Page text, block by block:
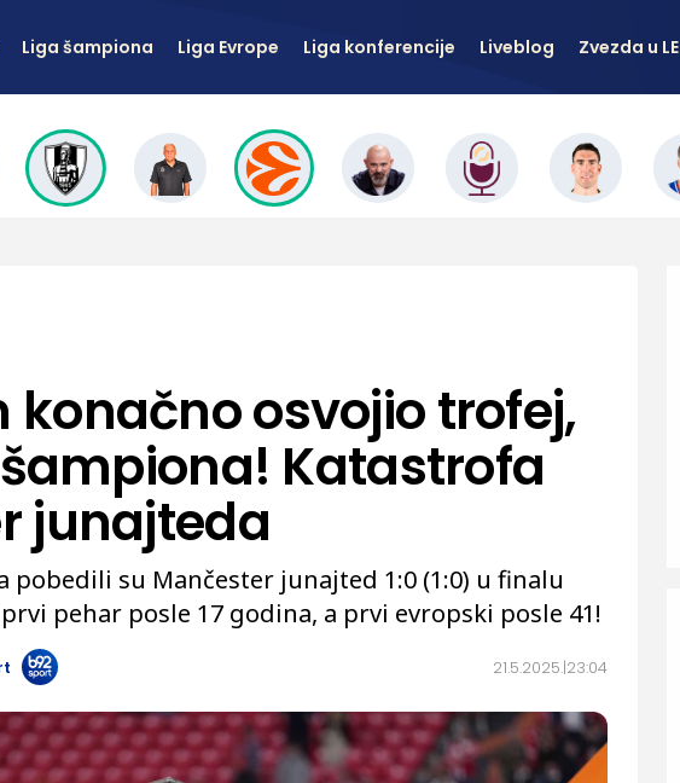
Liga šampiona Liga Evrope Liga konferencije Liveblog Zvezda u LE
21.5.2025. 23:04
konačno osvojio trofej,
Katastrofa
junajteda
pobedili su Mančester junajted 1:0 (1:0) u finalu
pehar posle 17 godina, a prvi evropski posle 41!